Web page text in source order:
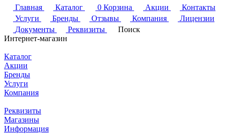
Главная
Каталог 0 Корзина Акции
Контакты
Услуги
Бренды Отзывы Компания
Лицензии
Документы
Реквизиты
Поиск
Интернет-магазин
Каталог
Акции
Бренды
Услуги
Компания
Реквизиты
Магазины
Информация